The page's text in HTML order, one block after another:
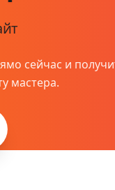
сейчас и
мастера.